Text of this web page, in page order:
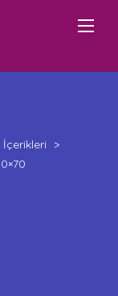
İçerikleri
>